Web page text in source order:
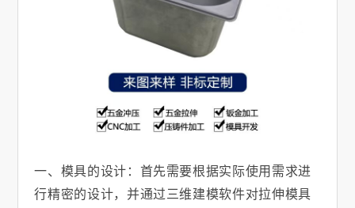
一、模具的设计：首先需要根据实际使用需求进
行精密的设计，并通过三维建模软件对拉伸模具